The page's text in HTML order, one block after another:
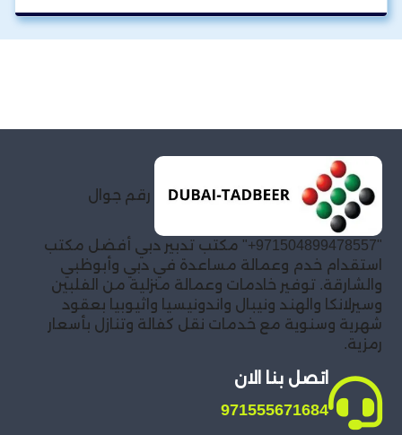
رقم جوال
"971504899478557+" مكتب تدبير دبي أفضل مكتب
استقدام خدم وعمالة مساعدة في دبي وأبوظبي
والشارقة. توفير خادمات وعمالة منزلية من الفلبين
وسيرلانكا والهند ونيبال واندونيسيا واثيوبيا بعقود
شهرية وسنوية مع خدمات نقل كفالة وتنازل بأسعار
رمزية.
اتصل بنا الان
971555671684